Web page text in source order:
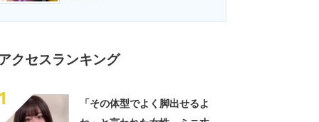
クセスランキング
「その体型でよく脚出せるよ